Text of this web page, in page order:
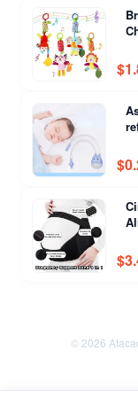
$
$
$
© 2026